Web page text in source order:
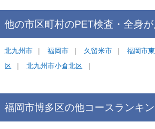
他の市区町村のPET検査・全身
グ
北九州市 福岡市 久留米市 福岡市
区
北九州市小倉北区
福岡市博多区の他コースランキ